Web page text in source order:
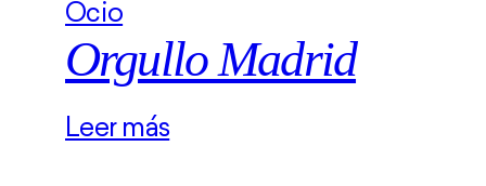
Ocio
Orgullo Madrid
Leer más